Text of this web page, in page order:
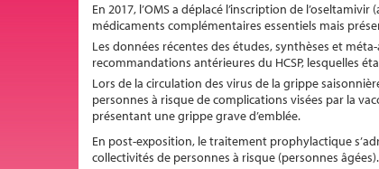
En 2017, l’OMS a déplacé l’inscription de
médicaments complémentaires essentiels mais
Les données récentes des études, synthèses et
recommandations antérieures du HCSP, lesquelles
Lors de la circulation des virus de la grippe
personnes à risque de complications visées par la
présentant une grippe grave d’emblée.
En post-exposition, le traitement prophylactique
collectivités de personnes à risque (personnes âgées).